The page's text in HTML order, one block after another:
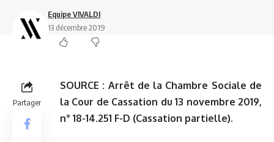
Equipe VIVALDI
13 décembre 2019
Partager
SOURCE : Arrêt de la Chambre Sociale de
la Cour de Cassation du 13 novembre 2019,
n° 18-14.251 F-D (Cassation partielle).